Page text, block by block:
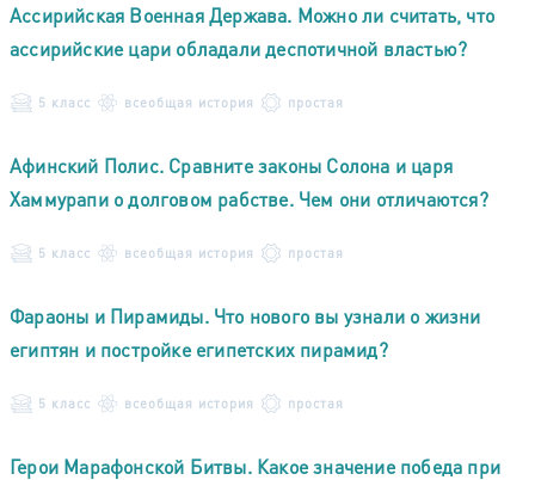
Ассирийская Военная Держава. Можно ли считать, что
ассирийские цари обладали деспотичной властью?
5 класс всеобщая история простая
Афинский Полис. Сравните законы Солона и царя
Хаммурапи о долговом рабстве. Чем они отличаются?
5 класс всеобщая история простая
Фараоны и Пирамиды. Что нового вы узнали о жизни
египтян и постройке египетских пирамид?
5 класс всеобщая история простая
Герои Марафонской Битвы. Какое значение победа при